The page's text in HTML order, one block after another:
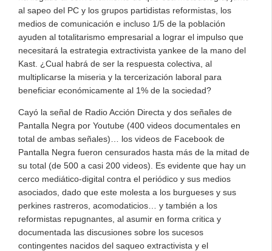
al sapeo del PC y los grupos partidistas reformistas, los
medios de comunicación e incluso 1/5 de la población
ayuden al totalitarismo empresarial a lograr el impulso que
necesitará la estrategia extractivista yankee de la mano del
Kast. ¿Cual habrá de ser la respuesta colectiva, al
multiplicarse la miseria y la tercerización laboral para
beneficiar económicamente al 1% de la sociedad?
Cayó la señal de Radio Acción Directa y dos señales de
Pantalla Negra por Youtube (400 videos documentales en
total de ambas señales)… los videos de Facebook de
Pantalla Negra fueron censurados hasta más de la mitad de
su total (de 500 a casi 200 videos). Es evidente que hay un
cerco mediático-digital contra el periódico y sus medios
asociados, dado que este molesta a los burgueses y sus
perkines rastreros, acomodaticios… y también a los
reformistas repugnantes, al asumir en forma critica y
documentada las discusiones sobre los sucesos
contingentes nacidos del saqueo extractivista y el